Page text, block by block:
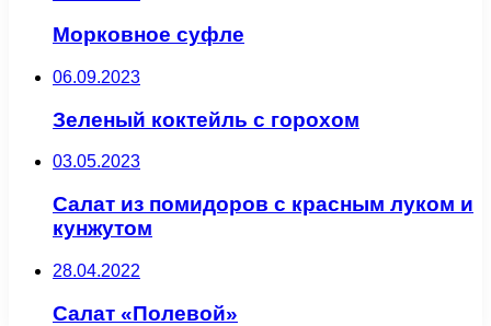
Морковное суфле
06.09.2023
Зеленый коктейль с горохом
03.05.2023
Салат из помидоров с красным луком и
кунжутом
28.04.2022
Салат «Полевой»